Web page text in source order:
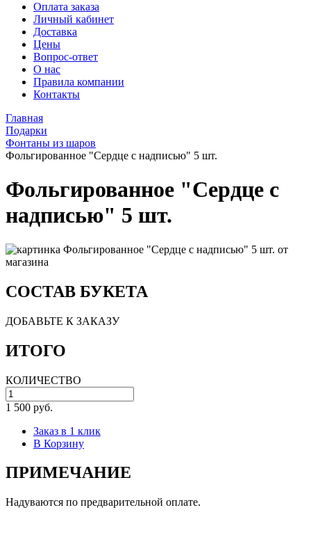
Оплата заказа
Личный кабинет
Доставка
Цены
Вопрос-ответ
О нас
Правила компании
Контакты
Главная
Подарки
Фонтаны из шаров
Фольгированное "Сердце с надписью" 5 шт.
Фольгированное "Сердце с
надписью" 5 шт.
СОСТАВ БУКЕТА
ДОБАВЬТЕ К ЗАКАЗУ
ИТОГО
КОЛИЧЕСТВО
1 500 руб.
Заказ в 1 клик
В Корзину
ПРИМЕЧАНИЕ
Надуваются по предварительной оплате.